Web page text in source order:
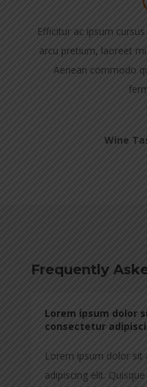
Efficitur ac ipsum
arcu pretium, laoreet
Aenean commodo
Wine
Frequently
Lorem ipsum dolor
consectetur
Lorem ipsum dolor
adipiscing elit.